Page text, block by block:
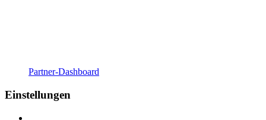
Partner-Dashboard
Einstellungen